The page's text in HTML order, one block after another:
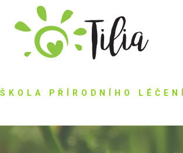
ŠKOLA PŘÍRODNÍHO LÉČENÍ